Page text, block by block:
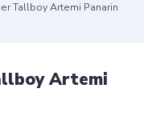
Tallboy Artemi Panarin
Artemi